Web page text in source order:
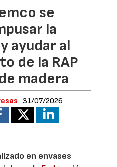
se
la
ayudar al
de la RAP
madera
31/07/2026
en envases